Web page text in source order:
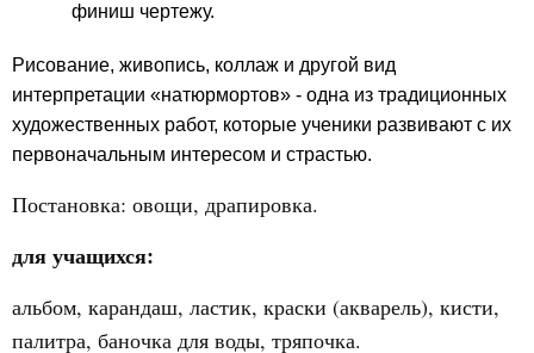
финиш чертежу.
Рисование, живопись, коллаж и другой вид
интерпретации «натюрмортов» - одна из традиционных
художественных работ, которые ученики развивают с их
первоначальным интересом и страстью.
Постановка: овощи, драпировка.
для учащихся:
альбом, карандаш, ластик, краски (акварель), кисти,
палитра, баночка для воды, тряпочка.